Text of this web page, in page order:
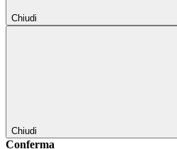
Chiudi
Chiudi
Conferma